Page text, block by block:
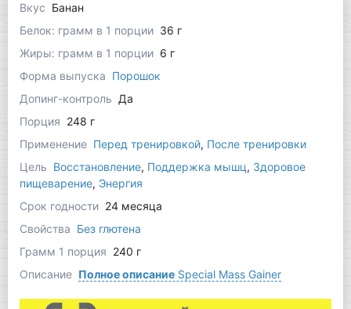
Вкус Банан
Белок: грамм в 1 порции 36 г
Жиры: грамм в 1 порции 6 г
Форма выпуска Порошок
Допинг-контроль Да
Порция 248 г
Применение Перед тренировкой, После тренировки
Цель Восстановление, Поддержка мышц, Здоровое
пищеварение, Энергия
Срок годности 24 месяца
Свойства Без глютена
Грамм 1 порция 240 г
Описание Полное описаниеSpecial Mass Gainer